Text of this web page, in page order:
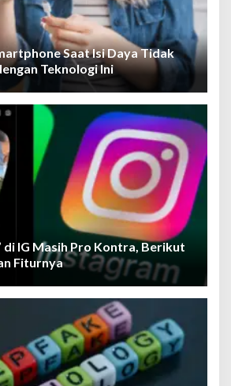
Saat Isi Daya Tidak
Teknologi Ini
di IG Masih Pro Kontra, Berikut
Fiturnya